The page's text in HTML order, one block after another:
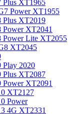
Plus XT1965
Power XT1955
Plus XT2019
XT2041
Power Lite XT2055
XT2045
Play 2020
Plus XT2087
XT2091
XT2127
Power
4G XT2331